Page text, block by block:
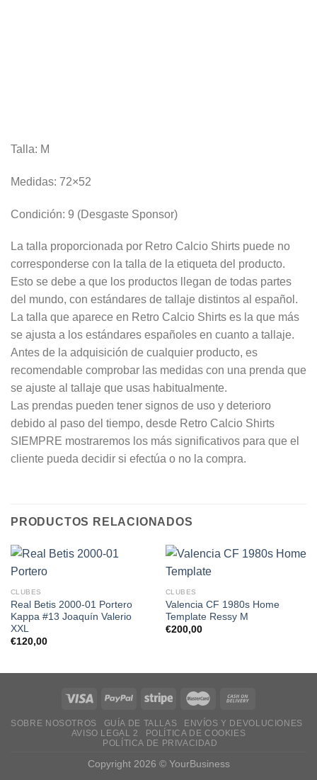
Talla: M
Medidas: 72×52
Condición: 9 (Desgaste Sponsor)
La talla proporcionada por Retro Calcio Shirts puede no
corresponderse con la talla de la etiqueta del producto.
Esto se debe a que los productos llegan de todas partes
del mundo, con estándares de tallaje distintos al español.
La talla que aparece en Retro Calcio Shirts es la que más
se ajusta a los estándares españoles en cuanto a tallaje.
Antes de la adquisición de cualquier producto, es
recomendable comprobar las medidas con una prenda que
se ajuste al tallaje que usas habitualmente.
Las prendas pueden tener signos de uso y deterioro
debido al paso del tiempo, desde Retro Calcio Shirts
SIEMPRE mostraremos los más significativos para que el
cliente pueda decidir si efectúa o no la compra.
PRODUCTOS RELACIONADOS
CLUBES
Real Betis 2000-01 Portero
Kappa #13 Joaquín Valerio
XXL
€120,00
CLUBES
Valencia CF 1980s Home
Template Ressy M
€200,00
SOBRE NOSOTROS GUÍA DE TALLAS
ENVÍOS Y DEVOLUCIONES
AVISO LEGAL 2
POLÍTICA DE COOKIES
POLÍTICA DE PRIVACIDAD
Copyright 2026 © YourBusiness